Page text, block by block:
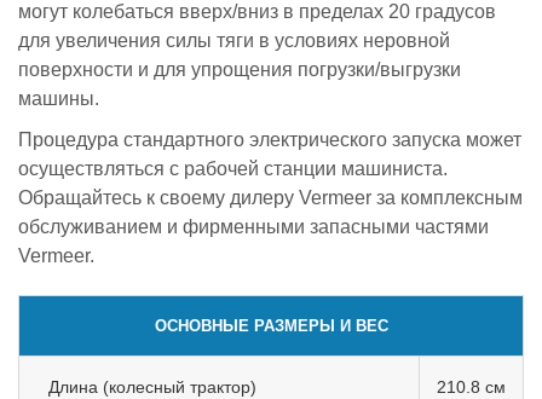
могут колебаться вверх/вниз в пределах 20 градусов
для увеличения силы тяги в условиях неровной
поверхности и для упрощения погрузки/выгрузки
машины.
Процедура стандартного электрического запуска может
осуществляться с рабочей станции машиниста.
Обращайтесь к своему дилеру Vermeer за комплексным
обслуживанием и фирменными запасными частями
Vermeer.
ОСНОВНЫЕ РАЗМЕРЫ И ВЕС
Длина (колесный трактор) 210.8 см